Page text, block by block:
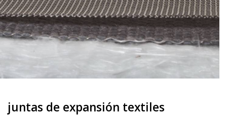
juntas de expansión textiles